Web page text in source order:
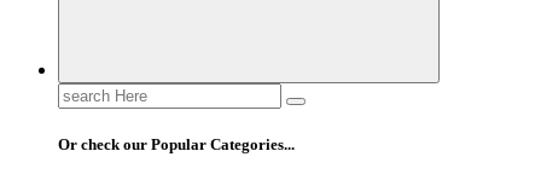
Or check our Popular Categories...